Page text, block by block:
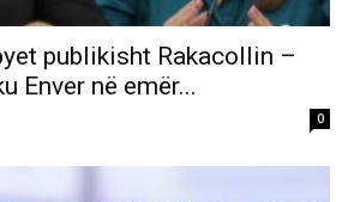
publikisht Rakacollin –
Enver në emër...
0